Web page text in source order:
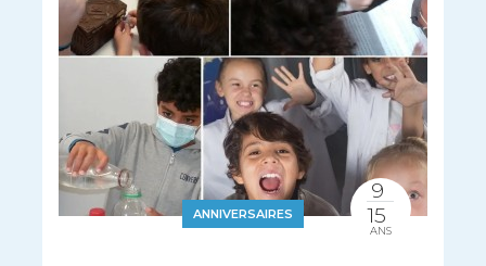
ANNIVERSAIRES
9
15
ANS